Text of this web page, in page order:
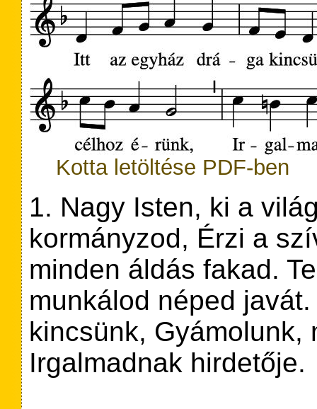
Kotta letöltése PDF-ben
1. Nagy Isten, ki a
kormányzod, Érzi a
minden áldás fakad.
munkálod néped
kincsünk, Gyámolunk,
Irgalmadnak hirdetője.